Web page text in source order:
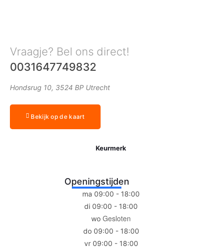
Vraagje? Bel ons direct!
0031647749832
Hondsrug 10, 3524 BP Utrecht
Bekijk op de kaart
Keurmerk
Openingstijden
ma 09:00 - 18:00
di 09:00 - 18:00
wo Gesloten
do 09:00 - 18:00
vr 09:00 - 18:00